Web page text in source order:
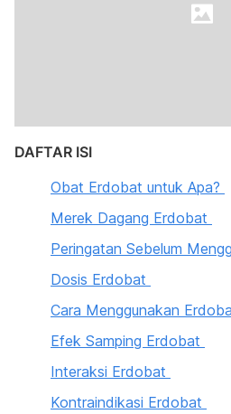
DAFTAR ISI
Obat Erdobat untuk Apa?
Merek Dagang Erdobat
Peringatan Sebelum
Dosis Erdobat
Cara Menggunakan
Efek Samping Erdobat
Interaksi Erdobat
Kontraindikasi Erdobat